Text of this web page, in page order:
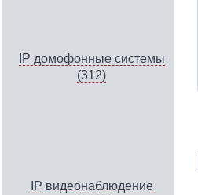
IP домофонные системы
(312)
IP видеонаблюдение